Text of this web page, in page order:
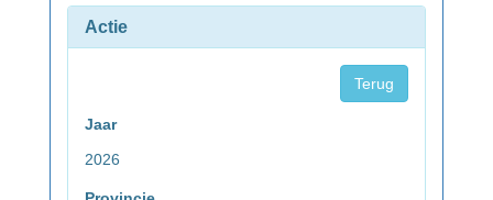
Actie
Terug
Jaar
2026